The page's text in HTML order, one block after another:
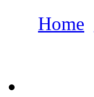
Home